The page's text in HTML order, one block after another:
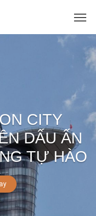
CITY
DẤU ẤN
TỰ HÀO